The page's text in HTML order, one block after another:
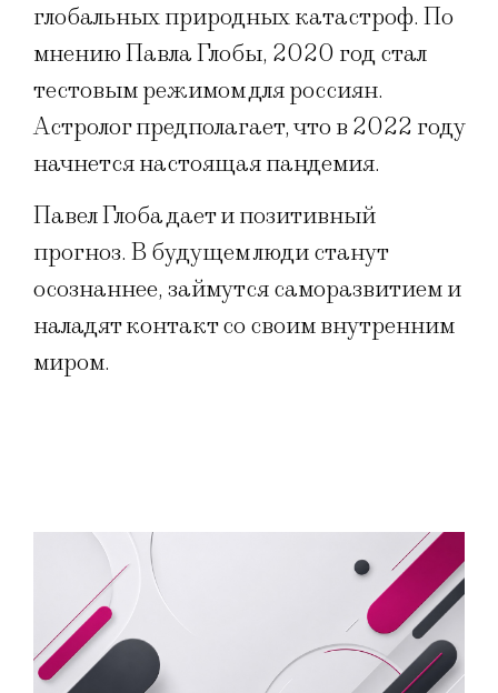
глобальных природных катастроф. По
мнению Павла Глобы, 2020 год стал
тестовым режимом для россиян.
Астролог предполагает, что в 2022 году
начнется настоящая пандемия.
Павел Глоба дает и позитивный
прогноз. В будущем люди станут
осознаннее, займутся саморазвитием и
наладят контакт со своим внутренним
миром.